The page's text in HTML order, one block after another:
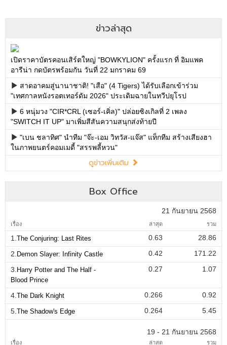
ข่าวล่าสุด
เปิดราคาบัตรคอนเสิร์ตใหญ่ "BOWKYLION" ครั้งแรก ที่ อิมแพค
อารีน่า กดบัตรพร้อมกัน วันที่ 22 มกราคม 69
สาดอาคมสู่นานาชาติ! "เสือ" (4 Tigers) ได้รับเลือกเข้าร่วม
"เทศกาลหนังรอตเทอร์ดัม 2026" ประเดิมฉายในทวีปยุโรป
6 หนุ่มวง "CIR*CRL (เซอร์-เคิ่ล)" ปล่อยซิงเกิลที่ 2 เพลง
"SWITCH IT UP" มาเพิ่มสีสันความสนุกส่งท้ายปี
"เบน ชลาทิศ" นำทีม "จ๊ะ-เอม วิทวัส-แจ๊ส" แท็กทีม สร้างเสียงฮา
ในภาพยนตร์คอมเมดี้ "สรรพลี้หวน"
ดูข่าวเพิ่มเติม
Box Office
21 กันยายน 2568
เรื่อง ล่าสุด รวม
1. The Conjuring: Last Rites 0.63
28.86
2. Demon Slayer: Infinity Castle 0.42
171.22
3. Harry Potter and The Half -
Blood Prince
0.27 1.07
4. The Dark Knight 0.266
0.92
5. The Shadow's Edge 0.264 5.45
19 - 21 กันยายน 2568
เรื่อง ล่าสุด รวม